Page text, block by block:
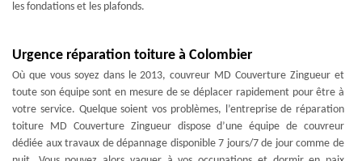
les fondations et les plafonds.
Urgence réparation toiture à Colombier
Où que vous soyez dans le 2013, couvreur MD Couverture Zingueur et
toute son équipe sont en mesure de se déplacer rapidement pour être à
votre service. Quelque soient vos problèmes, l’entreprise de réparation
toiture MD Couverture Zingueur dispose d’une équipe de couvreur
dédiée aux travaux de dépannage disponible 7 jours/7 de jour comme de